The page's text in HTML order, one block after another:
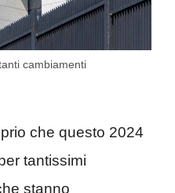
cambiamenti
che questo 2024
tantissimi
stanno